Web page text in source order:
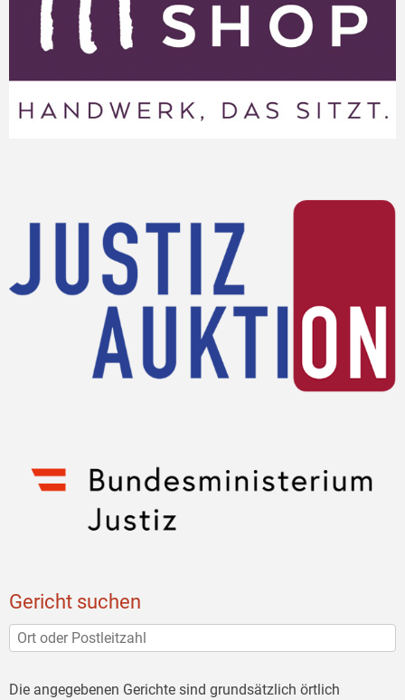
Gericht suchen
Die angegebenen Gerichte sind grundsätzlich örtlich